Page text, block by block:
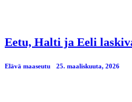
Eetu, Halti ja Eeli
Elävä maaseutu 25. maaliskuuta, 2026